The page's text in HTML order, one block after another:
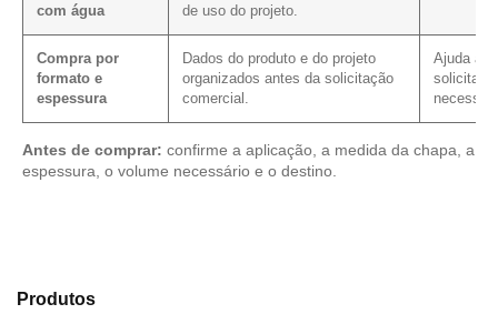
com água
de uso do projeto.
Compra por
formato e
espessura
Dados do produto e do projeto
organizados antes da solicitação
comercial.
Ajuda a
Antes de comprar: confirme a aplicação, a medida da chapa, a
espessura, o volume necessário e o destino.
Produtose selecione o material mais indicado para sua